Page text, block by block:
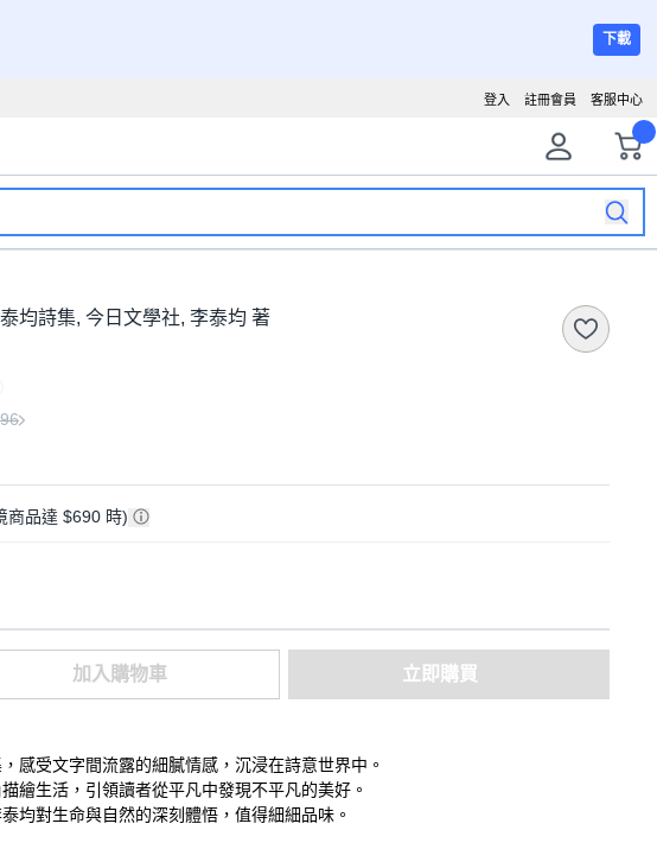
下載
客服中心
註冊會員
登入
均詩集, 今日文學社, 李泰均 著
商品達 $690 時)
加入購物車 立即購買
感受文字間流露的細膩情感，沉浸在詩意世界中。
繪生活，引領讀者從平凡中發現不平凡的美好。
均對生命與自然的深刻體悟，值得細細品味。